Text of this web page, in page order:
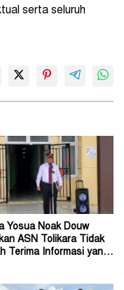
serta seluruh
Yosua Noak Douw
ASN Tolikara Tidak
Terima Informasi yang